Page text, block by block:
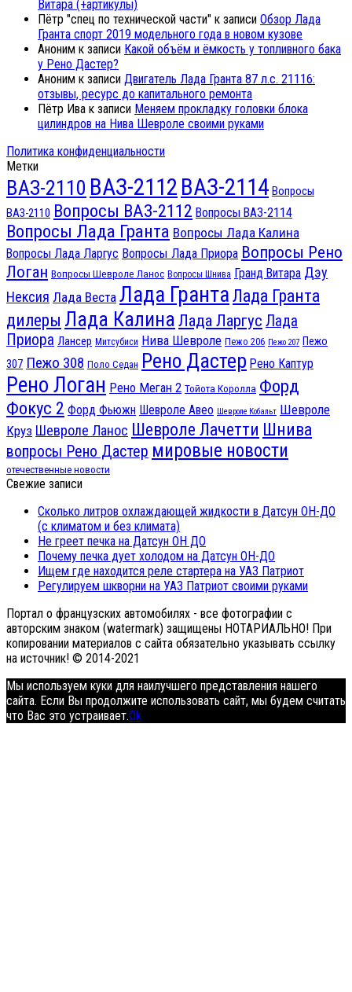
Витара (+артикулы)
Пётр "спец по технической части" к записи Обзор Лада
Гранта спорт 2019 модельного года в новом кузове
Аноним к записи Какой объём и ёмкость у топливного бака
у Рено Дастер?
Аноним к записи Двигатель Лада Гранта 87 л.с. 21116:
отзывы, ресурс до капитального ремонта
Пётр Ива к записи Меняем прокладку головки блока
цилиндров на Нива Шевроле своими руками
Политика конфиденциальности
Метки
ВАЗ-2110 ВАЗ-2112 ВАЗ-2114 Вопросы
ВАЗ-2110 Вопросы ВАЗ-2112 Вопросы ВАЗ-2114
Вопросы Лада Гранта Вопросы Лада Калина
Вопросы Лада Ларгус Вопросы Лада Приора Вопросы Рено
Логан Вопросы Шевроле Ланос Вопросы Шнива Гранд Витара Дэу
Нексия Лада Веста Лада Гранта Лада Гранта
дилеры Лада Калина Лада Ларгус Лада
Приора Лансер Митсубиси Нива Шевроле Пежо 206 Пежо 207 Пежо
307 Пежо 308 Поло Седан Рено Дастер Рено Каптур
Рено Логан Рено Меган 2 Тойота Королла Форд
Фокус 2 Форд Фьюжн Шевроле Авео Шевроле Кобальт Шевроле
Круз Шевроле Ланос Шевроле Лачетти Шнива
вопросы Рено Дастер мировые новости
отечественные новости
Свежие записи
Сколько литров охлаждающей жидкости в Датсун ОН-ДО
(с климатом и без климата)
Не греет печка на Датсун ОН ДО
Почему печка дует холодом на Датсун ОН-ДО
Ищем где находится реле стартера на УАЗ Патриот
Регулируем шкворни на УАЗ Патриот своими руками
Портал о французских автомобилях - все фотографии с
авторским знаком (watermark) защищены НОТАРИАЛЬНО! При
копировании материалов с сайта обязательно указывать ссылку
на источник! © 2014-2021
Мы используем куки для наилучшего представления нашего
сайта. Если Вы продолжите использовать сайт, мы будем считать
что Вас это устраивает.Ok